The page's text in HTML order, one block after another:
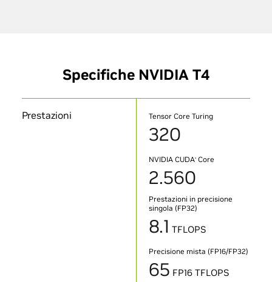
Specifiche NVIDIA T4
Prestazioni Tensor Core Turing
320
NVIDIA CUDA®Core
2.560
Prestazioni in precisione
singola (FP32)
8.1 TFLOPS
Precisione mista (FP16/FP32)
65 FP16 TFLOPS